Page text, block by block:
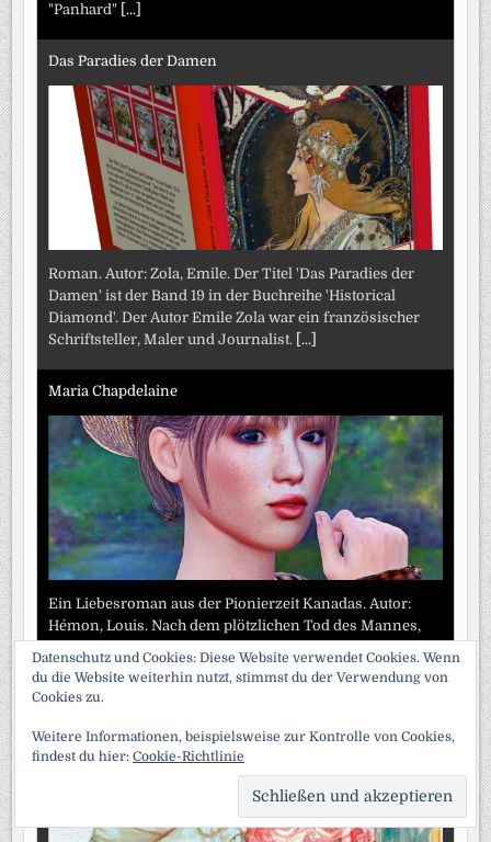
"Panhard" [...]
Das Paradies der Damen
Roman. Autor: Zola, Emile. Der Titel 'Das Paradies der
Damen' ist der Band 19 in der Buchreihe 'Historical
Diamond'. Der Autor Emile Zola war ein französischer
Schriftsteller, Maler und Journalist. [...]
Maria Chapdelaine
Ein Liebesroman aus der Pionierzeit Kanadas. Autor:
Hémon, Louis. Nach dem plötzlichen Tod des Mannes,
den sie liebt, muss sich Maria für einen von zwei Freiern
entscheiden, den sie heiraten
Datenschutz und Cookies: Diese Website verwendet Cookies. Wenn
du die Website weiterhin nutzt, stimmst du der Verwendung von
Cookies zu.
Weitere Informationen, beispielsweise zur Kontrolle von Cookies,
findest du hier: Cookie-Richtlinie
TO
TOP